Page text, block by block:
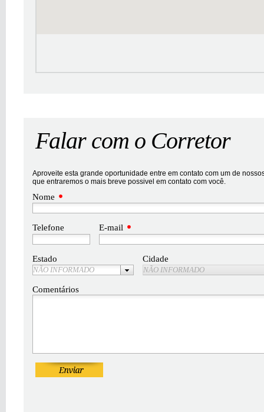
Falar com o Corretor
Aproveite esta grande oportunidade entre em contato com um de
que entraremos o mais breve possivel em contato com você.
Nome
Telefone E-mail
Estado
NÃO INFORMADO
Cidade
NÃO INFORMADO
Comentários